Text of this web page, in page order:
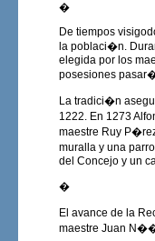
�
De tiempos
la poblaci�n.
elegida por los
posesiones
La tradici�n
1222. En 1273
maestre Ruy
muralla y una
del Concejo y un
�
El avance de la
maestre Juan